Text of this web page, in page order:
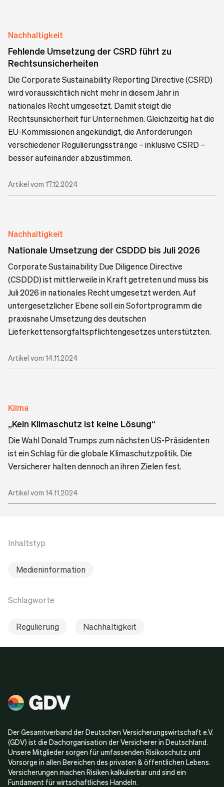
Nachhaltigkeit
Fehlende Umsetzung der CSRD führt zu
Rechtsunsicherheiten
Die Corporate Sustainability Reporting Directive (CSRD)
wird voraussichtlich nicht mehr in diesem Jahr in
nationales Recht umgesetzt. Damit steigt die
Rechtsunsicherheit für Unternehmen. Gleichzeitig hat die
EU-Kommissionen angekündigt, die Anforderungen
verschiedener Regulierungsstränge – inklusive CSRD –
besser aufeinander abzustimmen.
Artikel vom 17.12.2024
Nachhaltigkeit
Nationale Umsetzung der CSDDD bis Juli 2026
Corporate Sustainability Due Diligence Directive
(CSDDD) ist mittlerweile in Kraft getreten und muss bis
Juli 2026 in nationales Recht umgesetzt werden. Auf
untergesetzlicher Ebene soll ein Sofortprogramm die
praxisnahe Umsetzung des deutschen
Lieferkettensorgfaltspflichtengesetzes unterstützten.
Artikel vom 14.11.2024
Klima
„Kein Klimaschutz ist keine Lösung“
Die Wahl Donald Trumps zum nächsten US-Präsidenten
ist ein Schlag für die globale Klimaschutzpolitik. Die
Versicherer halten dennoch an ihren Zielen fest.
Artikel vom 14.11.2024
Inhaltstyp
Medieninformation
Schlagworte
Regulierung Nachhaltigkeit
Der Gesamtverband der Deutschen Versicherungswirtschaft e.V.
(GDV) ist die Dachorganisation der Versicherer in Deutschland.
Unsere Mitglieder sorgen für umfassenden Risikoschutz und
Vorsorge in allen Bereichen des privaten & öffentlichen Lebens.
Versicherungen machen Risiken kalkulierbar und sind ein
Fundament für wirtschaftliches Handeln.